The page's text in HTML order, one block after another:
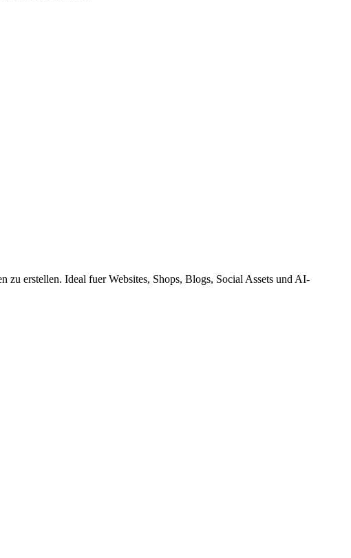
erstellen. Ideal fuer Websites, Shops, Blogs, Social Assets und AI-